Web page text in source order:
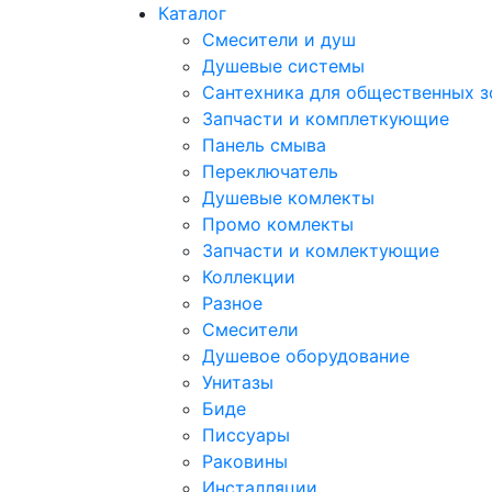
Каталог
Смесители и душ
Душевые системы
Сантехника для общественных
Запчасти и комплеткующие
Панель смыва
Переключатель
Душевые комлекты
Промо комлекты
Запчасти и комлектующие
Коллекции
Разное
Смесители
Душевое оборудование
Унитазы
Биде
Писсуары
Раковины
Инсталляции